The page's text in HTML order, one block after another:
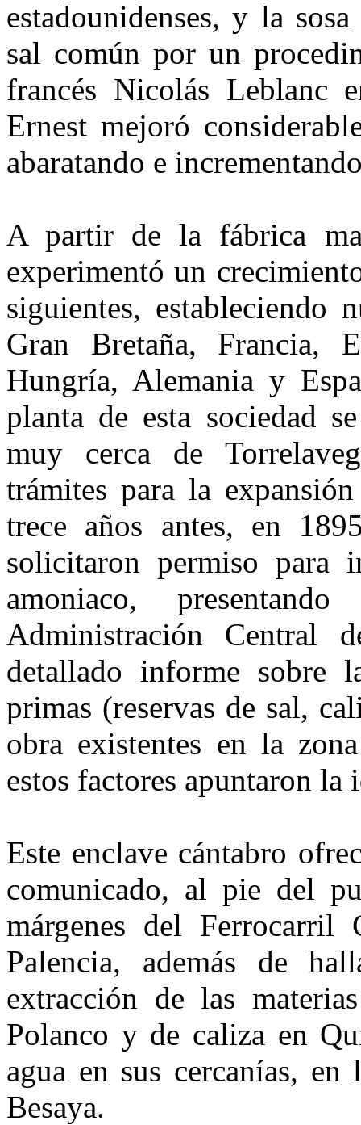
estadouni­denses, y la
sal común por un
francés Nicolás Leblanc
Ernest mejoró
abaratando e
A partir de la fábrica
experimentó un
siguientes, estableciendo
Gran Bretaña, Francia,
Hungría, Alema­nia y
planta de esta sociedad
muy cerca de
trámites para la
trece años antes, en
solicitaron permiso para
amoniaco,
Administración Central
detallado informe sobre
primas (reservas de sal,
obra existentes en la
estos factores apuntaron la
Este enclave cántabro
comunicado, al pie del
márgenes del Ferrocarril
Palencia, además de
extracción de las
Polanco y de caliza en
agua en sus cercanías,
Besaya.